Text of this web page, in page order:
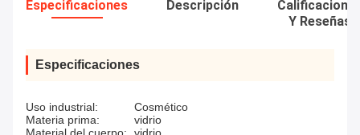
Especificaciones Descripción
Y Reseñas
Especificaciones
Uso industrial:
Cosmético
Materia prima:
vidrio